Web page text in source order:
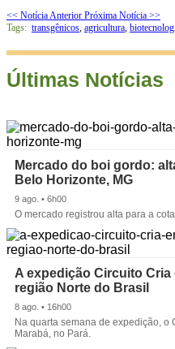
<< Notícia Anterior Próxima Notícia >>
Tags: transgênicos, agricultura,
Últimas Notícias
Mercado do boi gordo:
Belo Horizonte, MG
9 ago. • 6h00
O mercado registrou alta para a
A expedição Circuito
região Norte do Brasil
8 ago. • 16h00
Na quarta semana de expedição, o
Marabá, no Pará.